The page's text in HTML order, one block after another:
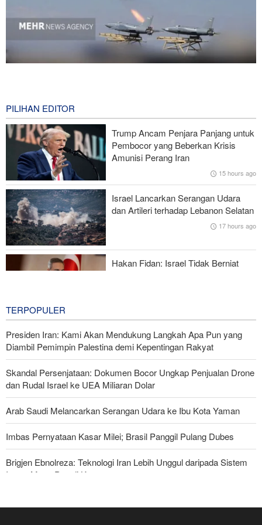
Brigjen Akrami Nia: Artesh dalam Kondisi Siaga Penuh
Foreign Policy: Riyadh Terjepit di Antara Iran dan Ansarullah,
Kebijakan Ini Gagal
Brigjen Ebnolreza: Teknologi Iran Lebih Unggul daripada Sistem
Impor Mana Pun di Kawasan
Mengapa AS Nyaris Kehabisan Senjata dalam perang melawan
Iran?
PILIHAN EDITOR
Trump Ancam Penjara Panjang untuk
Pembocor yang Beberkan Krisis
Amunisi Perang Iran
15 hours ago
Israel Lancarkan Serangan Udara
dan Artileri terhadap Lebanon Selatan
17 hours ago
Hakan Fidan: Israel Tidak Berniat
TERPOPULER
Presiden Iran: Kami Akan Mendukung Langkah Apa Pun yang
Diambil Pemimpin Palestina demi Kepentingan Rakyat
Skandal Persenjataan: Dokumen Bocor Ungkap Penjualan Drone
dan Rudal Israel ke UEA Miliaran Dolar
Arab Saudi Melancarkan Serangan Udara ke Ibu Kota Yaman
Imbas Pernyataan Kasar Milei; Brasil Panggil Pulang Dubes
Brigjen Ebnolreza: Teknologi Iran Lebih Unggul daripada Sistem
Impor Mana Pun di Kawasan